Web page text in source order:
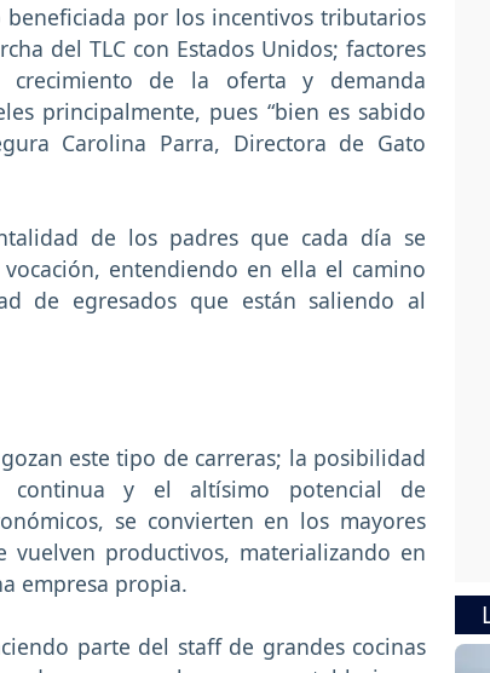
por los incentivos tributarios
del TLC con Estados Unidos; factores
de la oferta y demanda
principalmente, pues “bien es sabido
Carolina Parra, Directora de Gato
de los padres que cada día se
entendiendo en ella el camino
de egresados que están saliendo al
este tipo de carreras; la posibilidad
y el altísimo potencial de
se convierten en los mayores
productivos, materializando en
empresa propia.
parte del staff de grandes cocinas